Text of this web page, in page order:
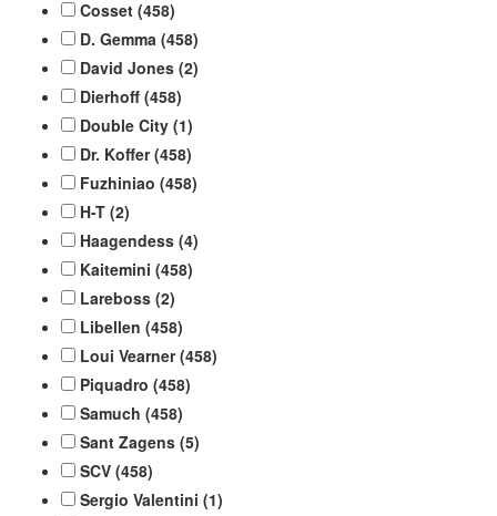
Cosset (458)
D. Gemma (458)
David Jones (2)
Dierhoff (458)
Double City (1)
Dr. Koffer (458)
Fuzhiniao (458)
H-T (2)
Haagendess (4)
Kaitemini (458)
Lareboss (2)
Libellen (458)
Loui Vearner (458)
Piquadro (458)
Samuch (458)
Sant Zagens (5)
SCV (458)
Sergio Valentini (1)